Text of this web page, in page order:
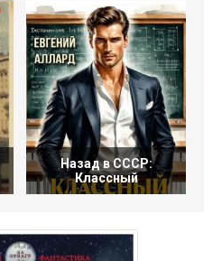
Назад в СССР:
Классный